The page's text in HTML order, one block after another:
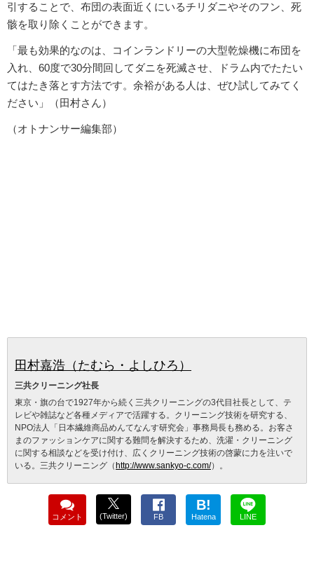
引することで、布団の表面近くにいるチリダニやそのフン、死
骸を取り除くことができます。
「最も効果的なのは、コインランドリーの大型乾燥機に布団を
入れ、60度で30分間回してダニを死滅させ、ドラム内でたたい
てはたき落とす方法です。余裕がある人は、ぜひ試してみてく
ださい」（田村さん）
（オトナンサー編集部）
田村嘉浩（たむら・よしひろ）
三共クリーニング社長
東京・旗の台で1927年から続く三共クリーニングの3代目社長として、テ
レビや雑誌など各種メディアで活躍する。クリーニング技術を研究する、
NPO法人「日本繊維商品めんてなんす研究会」事務局長も務める。お客さ
まのファッションケアに関する難問を解決するため、洗濯・クリーニング
に関する相談などを受け付け、広くクリーニング技術の啓蒙に力を注いで
いる。三共クリーニング（ http://www.sankyo-c.com/）。
コメント (Twitter) FB
B!
Hatena LINE